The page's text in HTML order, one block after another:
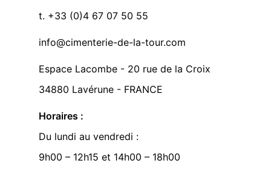
t. +33 (0)4 67 07 50 55
info@cimenterie-de-la-tour.com
Espace Lacombe - 20 rue de la Croix
34880 Lavérune - FRANCE
Horaires :
Du lundi au vendredi :
9h00 – 12h15 et 14h00 – 18h00